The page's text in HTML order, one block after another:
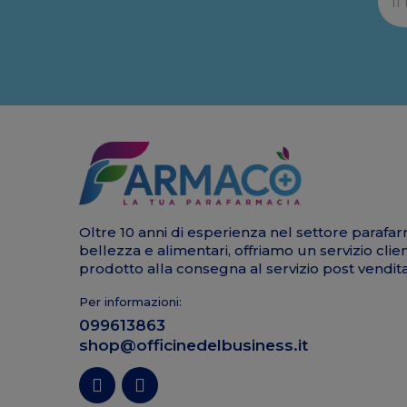
Oltre 10 anni di esperienza nel settore
bellezza e alimentari, offriamo un servizio
prodotto alla consegna al servizio post
Per informazioni:
099613863
shop@officinedelbusiness.it